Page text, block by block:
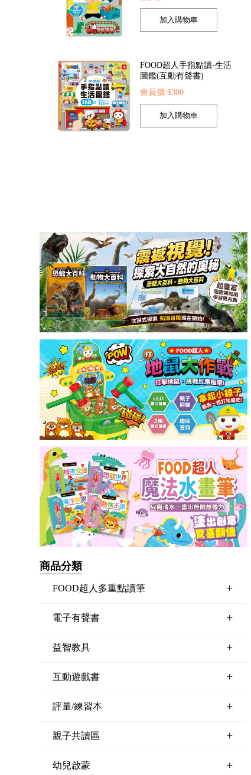
圖鑑(互動有聲書)
商品分類
FOOD超人多重點讀筆 +
電子有聲書 +
益智教具 +
互動遊戲書 +
評量/練習本 +
親子共讀區 +
幼兒啟蒙 +
會員價:$142